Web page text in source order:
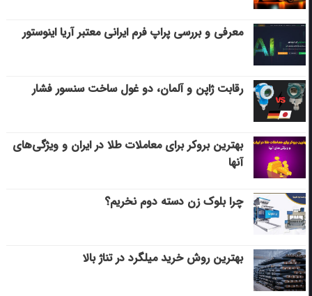
معرفی و بررسی پراپ فرم ایرانی معتبر آریا اینوستور
رقابت ژاپن و آلمان، دو غول ساخت سنسور فشار
بهترین بروکر برای معاملات طلا در ایران و ویژگی‌های
آنها
چرا بلوک زن دسته دوم نخریم؟
بهترین روش خرید میلگرد در تناژ بالا